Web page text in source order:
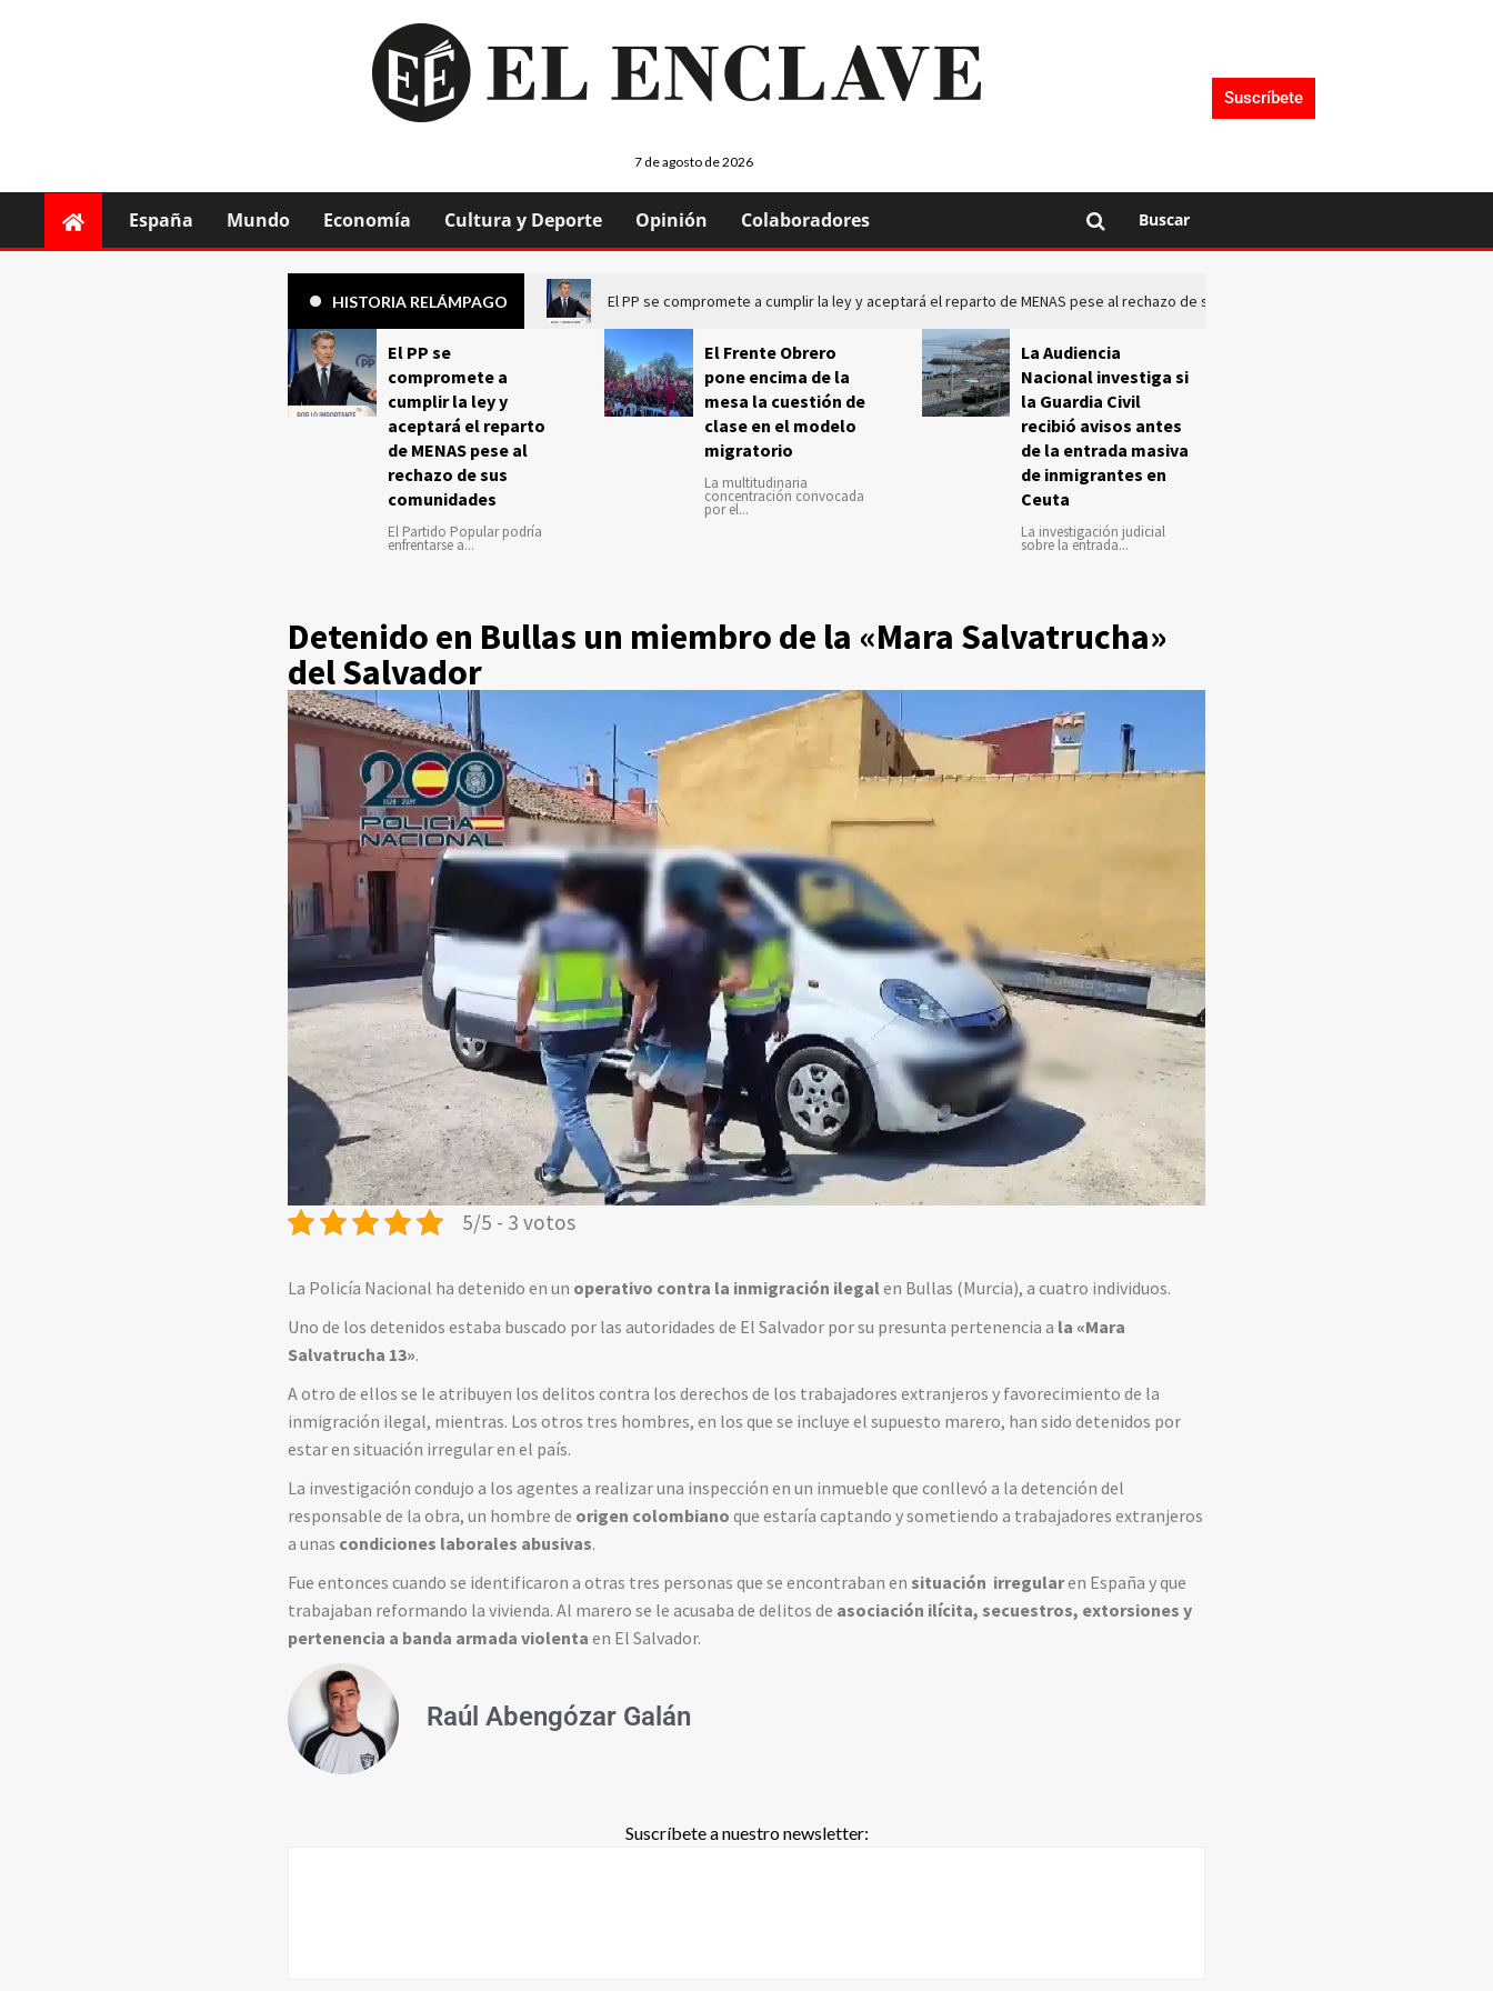
7 de agosto de 2026
Suscríbete
España Mundo Economía Cultura y Deporte Opinión Colaboradores Buscar
HISTORIA RELÁMPAGO El PP se compromete a cumplir la ley y aceptará el reparto de MENAS pese al rechazo de sus comunidades
El PP se
compromete a
cumplir la ley y
aceptará el reparto
de MENAS pese al
rechazo de sus
comunidades
El Partido Popular podría
enfrentarse a...
El Frente Obrero
pone encima de la
mesa la cuestión de
clase en el modelo
migratorio
La multitudinaria
concentración convocada
por el...
La Audiencia
Nacional investiga si
la Guardia Civil
recibió avisos antes
de la entrada masiva
de inmigrantes en
Ceuta
La investigación judicial
sobre la entrada...
Detenido en Bullas un miembro de la «Mara Salvatrucha»
del Salvador
5/5 - 3 votos
La Policía Nacional ha detenido en un operativo contra la inmigración ilegalen Bullas (Murcia), a cuatro individuos.
Uno de los detenidos estaba buscado por las autoridades de El Salvador por su presunta pertenencia a la «Mara
Salvatrucha 13».
A otro de ellos se le atribuyen los delitos contra los derechos de los trabajadores extranjeros y favorecimiento de la
inmigración ilegal, mientras. Los otros tres hombres, en los que se incluye el supuesto marero, han sido detenidos por
estar en situación irregular en el país.
La investigación condujo a los agentes a realizar una inspección en un inmueble que conllevó a la detención del
responsable de la obra, un hombre de origen colombianoque estaría captando y sometiendo a trabajadores extranjeros
a unas condiciones laborales abusivas.
Fue entonces cuando se identificaron a otras tres personas que se encontraban en situación irregularen España y que
trabajaban reformando la vivienda. Al marero se le acusaba de delitos de asociación ilícita, secuestros, extorsiones y
pertenencia a banda armada violentaen El Salvador.
Raúl Abengózar Galán
Suscríbete a nuestro newsletter: